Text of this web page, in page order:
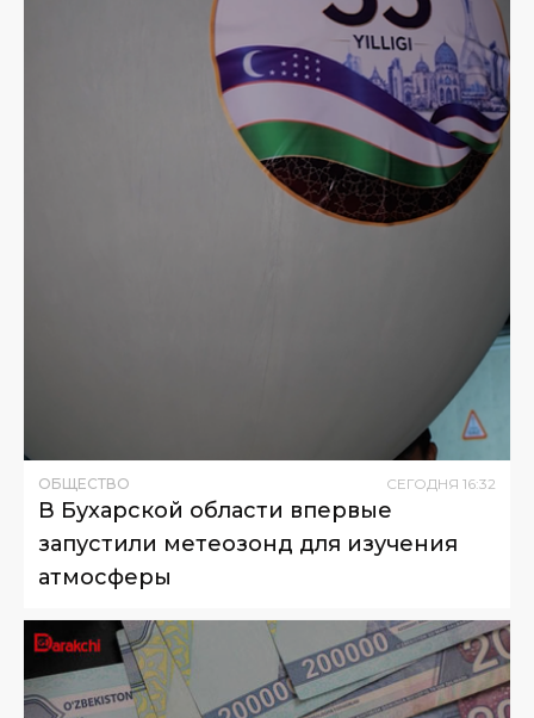
ОБЩЕСТВО СЕГОДНЯ 16:32
В Бухарской области впервые
запустили метеозонд для изучения
атмосферы